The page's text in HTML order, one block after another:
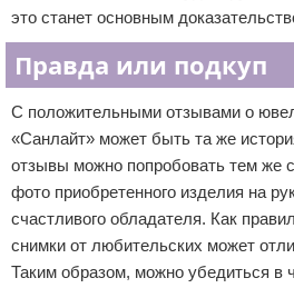
это станет основным
Правда или подкуп
С положительными отзывами о
«Санлайт» может быть та же
отзывы можно попробовать тем же
фото приобретенного изделия на
счастливого обладателя. Как
снимки от любительских может
Таким образом, можно убедиться в